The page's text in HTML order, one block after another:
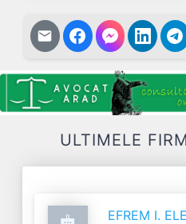
ULTIMELE
EFREM I.